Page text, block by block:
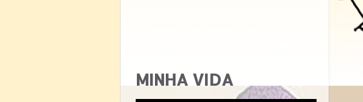
MINHA VIDA